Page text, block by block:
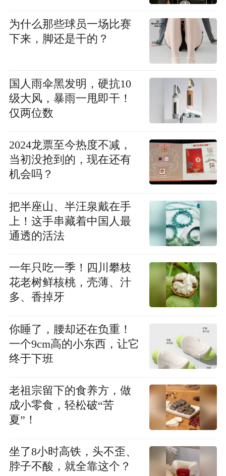
为什么那些球员一场比赛
下来，脚还是干的？
国人雨伞黑发明，硬抗10
级大风，暴雨一甩即干！
仅两位数
2024龙票至今热度不减，
当初没抢到的，现在还有
机会吗？
把半座山、半汪泉戴在手
上！这手串藏着中国人最
通透的活法
一年只吃一季！四川攀枝
花老树鲜核桃，壳薄、汁
多、香掉牙
你睡了，腰却还在负重！
一个9cm高的小东西，让它
终于下班
老祖宗留下的食养方，做
成小零食，轻松破“苦
夏”！
坐了8小时高铁，头不歪、
脖子不酸，就全靠这个？